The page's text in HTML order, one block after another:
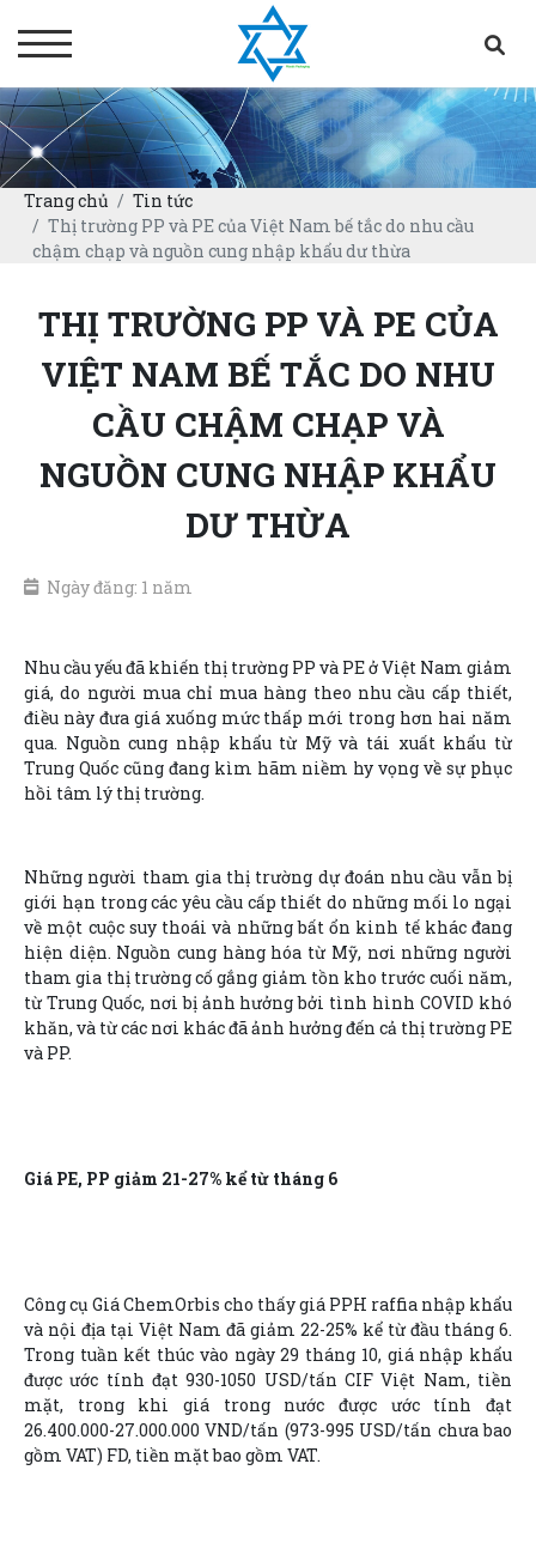
Trang chủ
Tin tức
Thị trường PP và PE của Việt Nam bế tắc do nhu cầu
chậm chạp và nguồn cung nhập khẩu dư thừa
THỊ TRƯỜNG PP VÀ PE CỦA
VIỆT NAM BẾ TẮC DO NHU
CẦU CHẬM CHẠP VÀ
NGUỒN CUNG NHẬP KHẨU
DƯ THỪA
Ngày đăng: 1 năm
Nhu cầu yếu đã khiến thị trường PP và PE ở Việt Nam giảm
giá, do người mua chỉ mua hàng theo nhu cầu cấp thiết,
điều này đưa giá xuống mức thấp mới trong hơn hai năm
qua. Nguồn cung nhập khẩu từ Mỹ và tái xuất khẩu từ
Trung Quốc cũng đang kìm hãm niềm hy vọng về sự phục
hồi tâm lý thị trường.
Những người tham gia thị trường dự đoán nhu cầu vẫn bị
giới hạn trong các yêu cầu cấp thiết do những mối lo ngại
về một cuộc suy thoái và những bất ổn kinh tế khác đang
hiện diện. Nguồn cung hàng hóa từ Mỹ, nơi những người
tham gia thị trường cố gắng giảm tồn kho trước cuối năm,
từ Trung Quốc, nơi bị ảnh hưởng bởi tình hình COVID khó
khăn, và từ các nơi khác đã ảnh hưởng đến cả thị trường PE
và PP.
Giá PE, PP giảm 21-27% kể từ tháng 6
Công cụ Giá ChemOrbis cho thấy giá PPH raffia nhập khẩu
và nội địa tại Việt Nam đã giảm 22-25% kể từ đầu tháng 6.
Trong tuần kết thúc vào ngày 29 tháng 10, giá nhập khẩu
được ước tính đạt 930-1050 USD/tấn CIF Việt Nam, tiền
mặt, trong khi giá trong nước được ước tính đạt
26.400.000-27.000.000 VND/tấn (973-995 USD/tấn chưa bao
gồm VAT) FD, tiền mặt bao gồm VAT.